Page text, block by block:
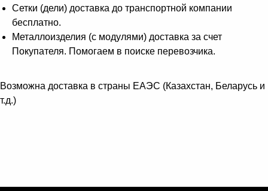
Сетки (дели) доставка до транспортной компании
бесплатно.
Металлоизделия (с модулями) доставка за счет
Покупателя. Помогаем в поиске перевозчика.
Возможна доставка в страны ЕАЭС (Казахстан, Беларусь и
т.д.)